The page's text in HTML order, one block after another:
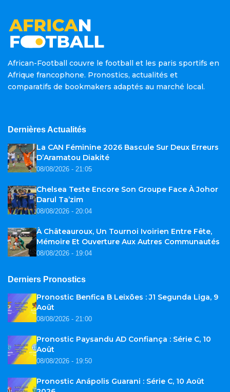
African-Football couvre le football et les paris sportifs en
Afrique francophone. Pronostics, actualités et
comparatifs de bookmakers adaptés au marché local.
Dernières Actualités
La CAN Féminine 2026 Bascule Sur Deux Erreurs
D’Aramatou Diakité
08/08/2026 - 21:05
Chelsea Teste Encore Son Groupe Face À Johor
Darul Ta’zim
08/08/2026 - 20:04
À Châteauroux, Un Tournoi Ivoirien Entre Fête,
Mémoire Et Ouverture Aux Autres Communautés
08/08/2026 - 19:04
Derniers Pronostics
Pronostic Benfica B Leixões : J1 Segunda Liga, 9
Août
08/08/2026 - 21:00
Pronostic Paysandu AD Confiança : Série C, 10
Août
08/08/2026 - 19:50
Pronostic Anápolis Guarani : Série C, 10 Août